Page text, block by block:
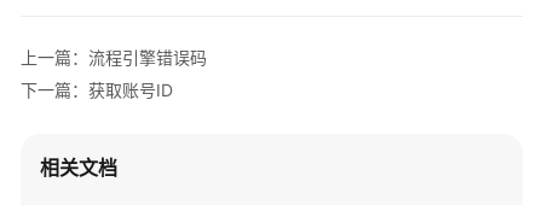
使
用
读
上一篇：流程引擎错误码
下一篇：获取账号ID
相关文档